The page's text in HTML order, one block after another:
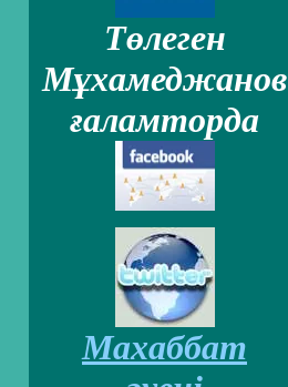
Төлеген
Мұхамеджанов
ғаламторда
Махаббат